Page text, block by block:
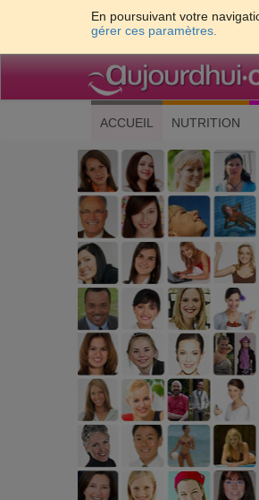
En poursuivant votre
gérer ces paramètres.
ACCUEIL (current)
NUTRITION